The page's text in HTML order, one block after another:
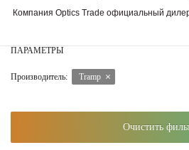
Компания Optics Trade официальный
ПАРАМЕТРЫ
Производитель: Tramp
Очистить